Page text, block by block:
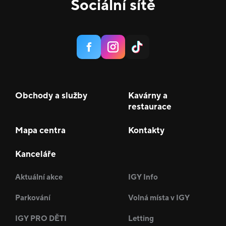
Sociální sítě
Obchody a služby
Kavárny a
restaurace
Mapa centra Kontakty
Kanceláře
Aktuální akce IGY Info
Parkování Volná místa v IGY
IGY PRO DĚTI Letting